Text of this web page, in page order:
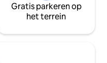
Gratis parkeren op
het terrein